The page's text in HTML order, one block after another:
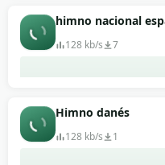
himno nacional
128 kb/s 7
Himno danés
128 kb/s 1